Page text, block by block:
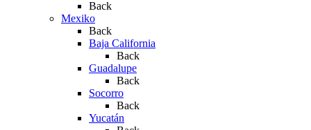
Back
Mexiko
Back
Baja California
Back
Guadalupe
Back
Socorro
Back
Yucatán